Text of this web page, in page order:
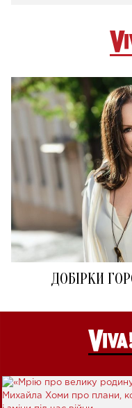
ДОБІРКИ